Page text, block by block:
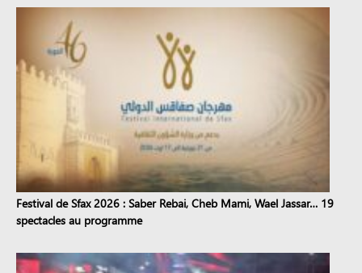
Festival de Sfax 2026 : Saber Rebai, Cheb Mami, Wael Jassar… 19
spectacles au programme